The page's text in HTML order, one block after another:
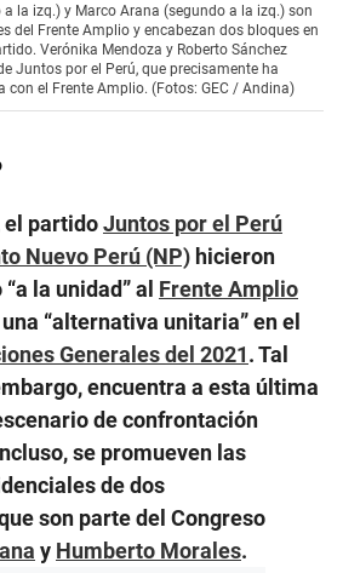
la izq.) y Marco Arana (segundo a la izq.) son
del Frente Amplio y encabezan dos bloques en
Verónika Mendoza y Roberto Sánchez
Juntos por el Perú, que precisamente ha
el Frente Amplio. (Fotos: GEC / Andina)
el partidoJuntos por el Perú
Nuevo Perú (NP) hicieron
la unidad” al Frente Amplio
“alternativa unitaria” en el
Generales del 2021. Tal
encuentra a esta última
de confrontación
se promueven las
de dos
son parte del Congreso
y Humberto Morales.